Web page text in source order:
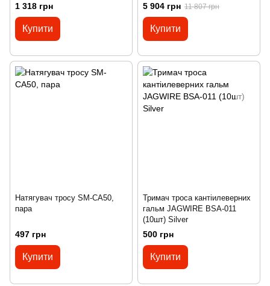
1 318 грн
Купити
5 904 грн 11 807 грн
Купити
Натягувач тросу SM-CA50,
пара
497 грн
Купити
Тримач троса кантіилеверних
гальм JAGWIRE BSA-011
(10шт) Silver
500 грн
Купити